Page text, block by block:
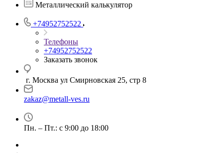
Металлический калькулятор
+74952752522
Телефоны
+74952752522
Заказать звонок
г. Москва ул Смирновская 25, стр 8
zakaz@metall-ves.ru
Пн. – Пт.: с 9:00 до 18:00